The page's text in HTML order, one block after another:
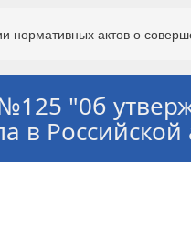
актов о
"0б
в